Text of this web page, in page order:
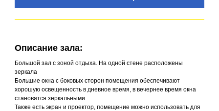
Описание зала:
Большой зал с зоной отдыха. На одной стене расположены
зеркала
Большие окна с боковых сторон помещения обеспечивают
хорошую освещенность в дневное время, в вечернее время окна
становятся зеркальными.
Также есть экран и проектор, помещение можно использовать для